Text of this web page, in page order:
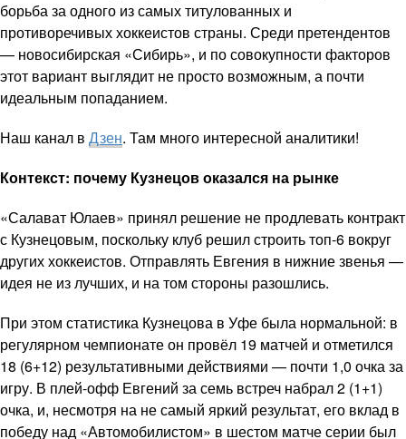
борьба за одного из самых титулованных и
противоречивых хоккеистов страны. Среди претендентов
— новосибирская «Сибирь», и по совокупности факторов
этот вариант выглядит не просто возможным, а почти
идеальным попаданием.
Наш канал в Дзен. Там много интересной аналитики!
Контекст: почему Кузнецов оказался на рынке
«Салават Юлаев» принял решение не продлевать контракт
с Кузнецовым, поскольку клуб решил строить топ-6 вокруг
других хоккеистов. Отправлять Евгения в нижние звенья —
идея не из лучших, и на том стороны разошлись.
При этом статистика Кузнецова в Уфе была нормальной: в
регулярном чемпионате он провёл 19 матчей и отметился
18 (6+12) результативными действиями — почти 1,0 очка за
игру. В плей-офф Евгений за семь встреч набрал 2 (1+1)
очка, и, несмотря на не самый яркий результат, его вклад в
победу над «Автомобилистом» в шестом матче серии был